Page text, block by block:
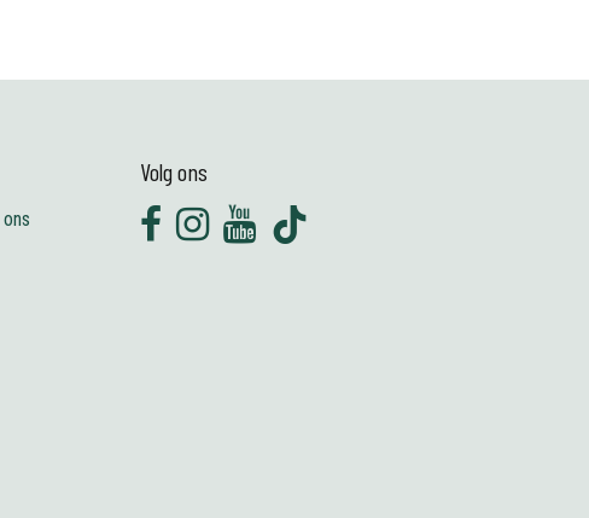
Volg ons